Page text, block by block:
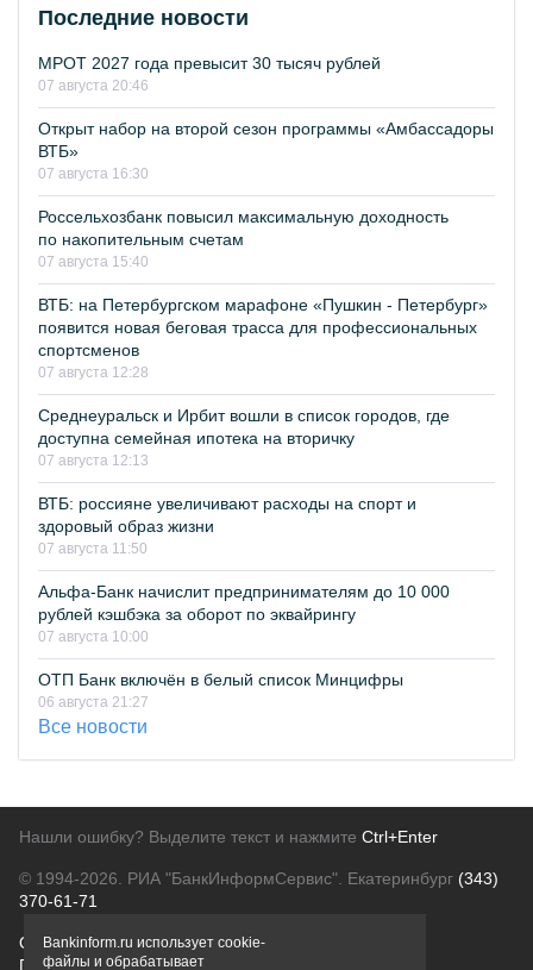
Последние новости
МРОТ 2027 года превысит 30 тысяч рублей
07 августа 20:46
Открыт набор на второй сезон программы «Амбассадоры
ВТБ»
07 августа 16:30
Россельхозбанк повысил максимальную доходность
по накопительным счетам
07 августа 15:40
ВТБ: на Петербургском марафоне «Пушкин - Петербург»
появится новая беговая трасса для профессиональных
спортсменов
07 августа 12:28
Среднеуральск и Ирбит вошли в список городов, где
доступна семейная ипотека на вторичку
07 августа 12:13
ВТБ: россияне увеличивают расходы на спорт и
здоровый образ жизни
07 августа 11:50
Альфа-Банк начислит предпринимателям до 10 000
рублей кэшбэка за оборот по эквайрингу
07 августа 10:00
ОТП Банк включён в белый список Минцифры
06 августа 21:27
Все новости
Нашли ошибку? Выделите текст и нажмите Ctrl+Enter
© 1994-2026. РИА "БанкИнформСервис". Екатеринбург (343)
370-61-71
О проектеПолитика конфиденциальности
Правовая информацияДля рекламодателей
Bankinform.ru использует cookie-
файлы и обрабатывает